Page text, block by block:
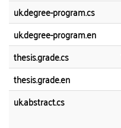
uk.degree-program.cs
uk.degree-program.en
thesis.grade.cs
thesis.grade.en
uk.abstract.cs